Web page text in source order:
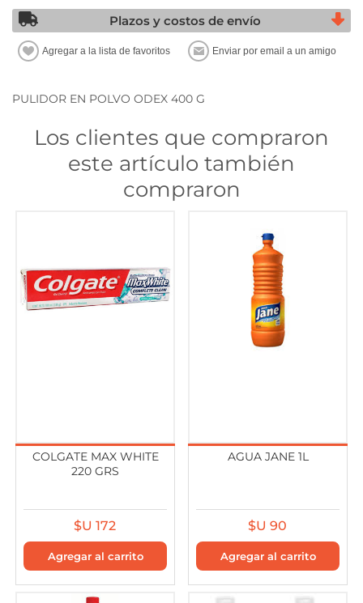
Plazos y costos de envío
PULIDOR EN POLVO ODEX 400 G
Los clientes que compraron
este artículo también
compraron
COLGATE MAX WHITE
220 GRS
$U 172
AGUA JANE 1L
$U 90